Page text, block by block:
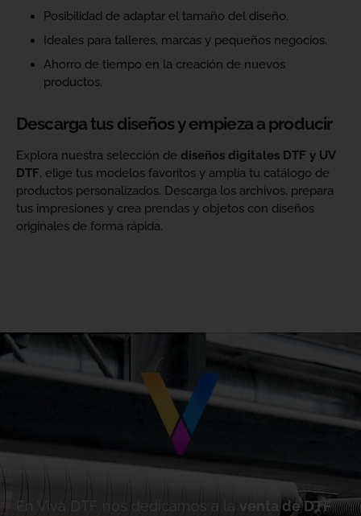
Posibilidad de adaptar el tamaño del diseño.
Ideales para talleres, marcas y pequeños negocios.
Ahorro de tiempo en la creación de nuevos
productos.
Descarga tus diseños y empieza a producir
Explora nuestra selección de diseños digitales DTF y UV
DTF, elige tus modelos favoritos y amplía tu catálogo de
productos personalizados. Descarga los archivos, prepara
tus impresiones y crea prendas y objetos con diseños
originales de forma rápida.
En Viva DTF nos dedicamos a la
venta de DTF